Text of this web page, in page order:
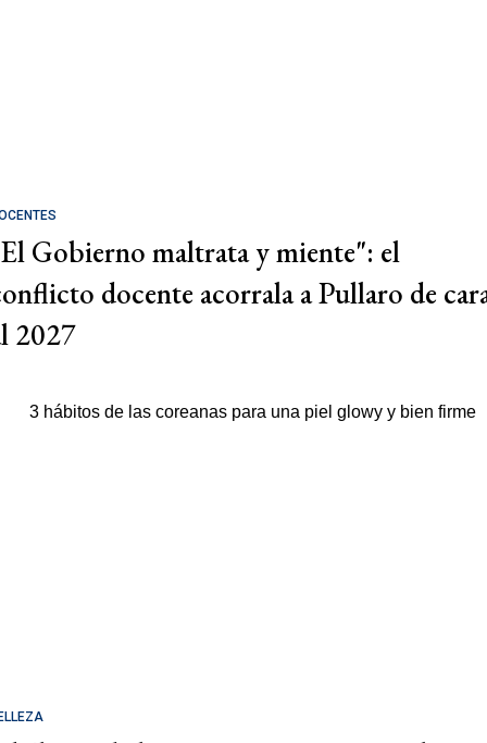
Gobierno maltrata y miente": el
docente acorrala a Pullaro de
2027